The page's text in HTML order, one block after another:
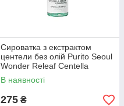
Сироватка з екстрактом
центели без олій Purito Seoul
Wonder Releaf Centella
Serum Unscented 15 мл
В наявності
275 ₴